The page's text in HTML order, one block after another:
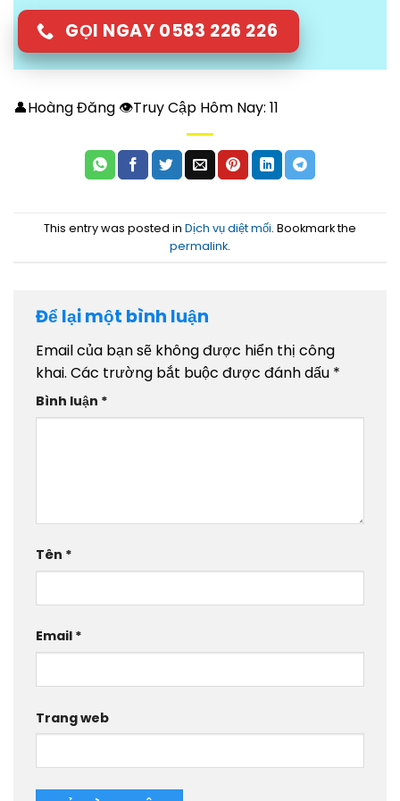
GỌI NGAY 0583 226 226
👤Hoàng Đăng 👁Truy Cập Hôm Nay: 11
This entry was posted in Dịch vụ diệt mối. Bookmark the
permalink.
Để lại một bình luận
Email của bạn sẽ không được hiển thị công
khai. Các trường bắt buộc được đánh dấu *
Bình luận *
Tên *
Email *
Trang web